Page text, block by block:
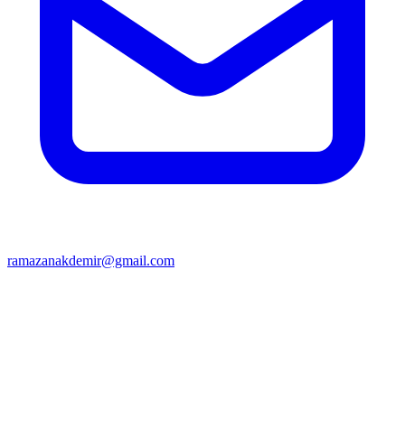
ramazanakdemir@gmail.com